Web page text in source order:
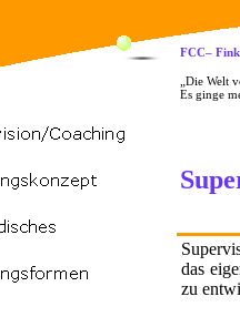
„Die Welt
Es ginge
FCC–
das
zu